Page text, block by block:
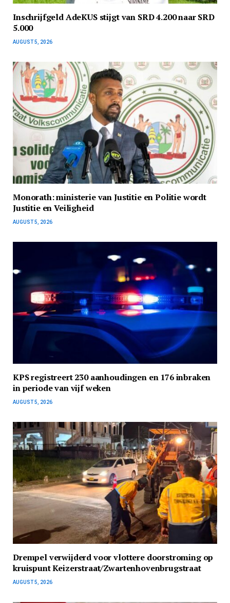
Inschrijfgeld AdeKUS stijgt van SRD 4.200 naar SRD
5.000
AUGUST 5, 2026
Monorath: ministerie van Justitie en Politie wordt
Justitie en Veiligheid
AUGUST 5, 2026
KPS registreert 230 aanhoudingen en 176 inbraken
in periode van vijf weken
AUGUST 5, 2026
Drempel verwijderd voor vlottere doorstroming op
kruispunt Keizerstraat/Zwartenhovenbrugstraat
AUGUST 5, 2026